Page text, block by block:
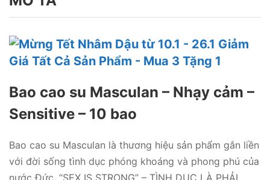
Bao cao su Masculan – Nhạy cảm –
Sensitive – 10 bao
Bao cao su Masculan là thương hiệu sản phẩm gắn liền
với đời sống tình dục phóng khoáng và phong phú của
nước Đức. “SEX IS STRONG” – TÌNH DỤC LÀ PHẢI